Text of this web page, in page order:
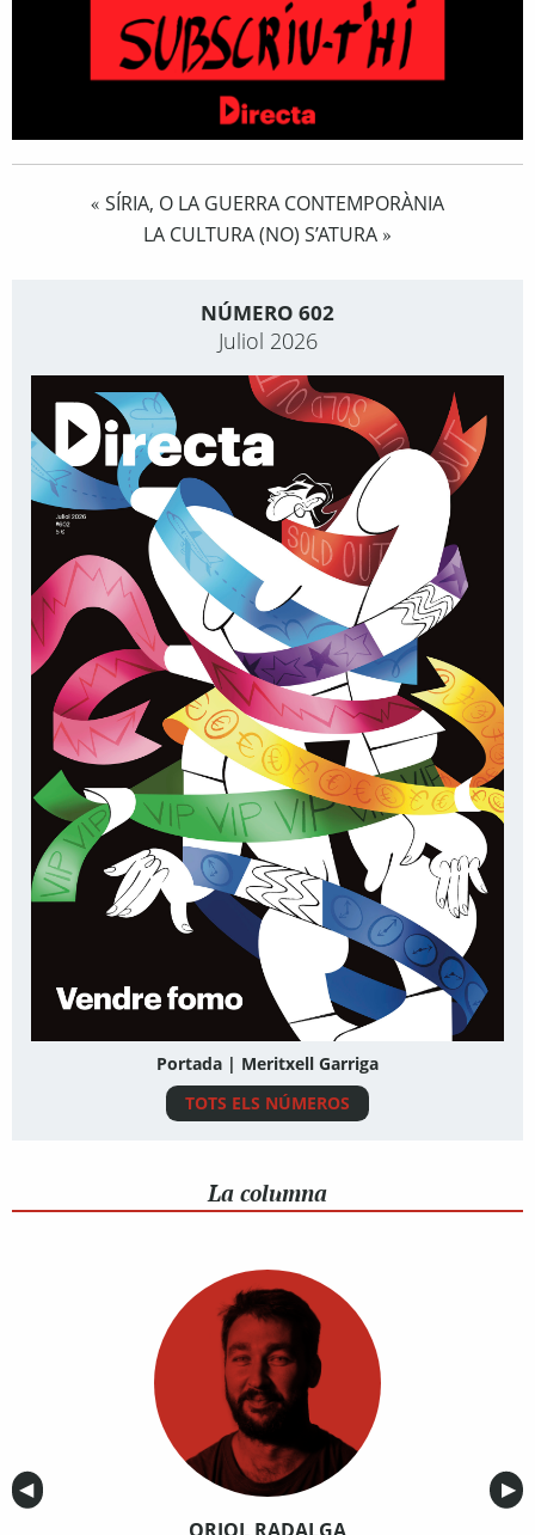
« SÍRIA, O LA GUERRA CONTEMPORÀNIA
LA CULTURA (NO) S’ATURA »
NÚMERO 602
Juliol 2026
Portada | Meritxell Garriga
TOTS ELS NÚMEROS
La columna
Anterior
◀︎ ▶︎